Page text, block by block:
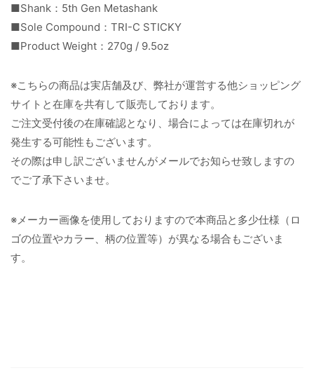
■Shank：5th Gen Metashank
■Sole Compound：TRI-C STICKY
■Product Weight：270g / 9.5oz
※こちらの商品は実店舗及び、弊社が運営する他ショッピング
サイトと在庫を共有して販売しております。
ご注文受付後の在庫確認となり、場合によっては在庫切れが
発生する可能性もございます。
その際は申し訳ございませんがメールでお知らせ致しますの
でご了承下さいませ。
※メーカー画像を使用しておりますので本商品と多少仕様（ロ
ゴの位置やカラー、柄の位置等）が異なる場合もございま
す。